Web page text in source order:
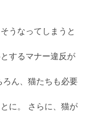
うなってしまうと
するマナー違反が
ん、猫たちも必要
に。 さらに、猫が